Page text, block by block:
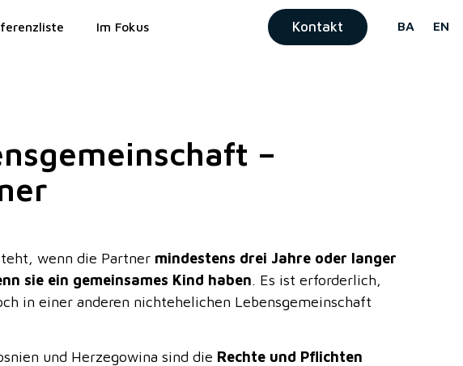
Im Fokus Kontakt BA EN
–
wenn die Partner mindestens drei Jahre oder langer
sie ein gemeinsames Kind haben. Es ist erforderlich,
in einer anderen nichtehelichen Lebensgemeinschaft
und Herzegowina sind die Rechte und Pflichten